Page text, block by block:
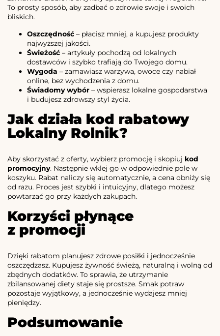
To prosty sposób, aby zadbać o zdrowie swoje i swoich
bliskich.
Oszczędność – płacisz mniej, a kupujesz produkty
najwyższej jakości.
Świeżość – artykuły pochodzą od lokalnych
dostawców i szybko trafiają do Twojego domu.
Wygoda – zamawiasz warzywa, owoce czy nabiał
online, bez wychodzenia z domu.
Świadomy wybór – wspierasz lokalne gospodarstwa
i budujesz zdrowszy styl życia.
Jak działa kod rabatowy
Lokalny Rolnik?
Aby skorzystać z oferty, wybierz promocję i skopiuj kod
promocyjny. Następnie wklej go w odpowiednie pole w
koszyku. Rabat naliczy się automatycznie, a cena obniży się
od razu. Proces jest szybki i intuicyjny, dlatego możesz
powtarzać go przy każdych zakupach.
Korzyści płynące
z promocji
Dzięki rabatom planujesz zdrowe posiłki i jednocześnie
oszczędzasz. Kupujesz żywność świeżą, naturalną i wolną od
zbędnych dodatków. To sprawia, że utrzymanie
zbilansowanej diety staje się prostsze. Smak potraw
pozostaje wyjątkowy, a jednocześnie wydajesz mniej
pieniędzy.
Podsumowanie